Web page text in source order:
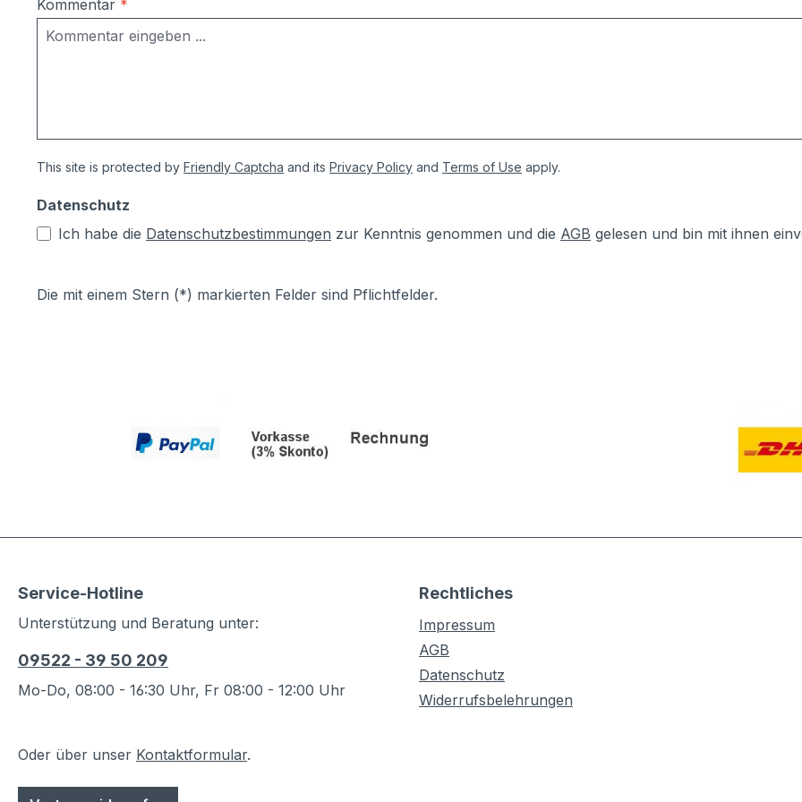
Kommentar *
This site is protected by Friendly Captcha and its Privacy Policy and Terms of Use apply.
Datenschutz
Ich habe die Datenschutzbestimmungen zur Kenntnis genommen und die AGB gelesen und bin mit ihnen
Die mit einem Stern (*) markierten Felder sind Pflichtfelder.
Service-Hotline
Unterstützung und Beratung unter:
09522 - 39 50 209
Mo-Do, 08:00 - 16:30 Uhr, Fr 08:00 - 12:00 Uhr
Oder über unser Kontaktformular.
Rechtliches
Impressum
AGB
Datenschutz
Widerrufsbelehrungen